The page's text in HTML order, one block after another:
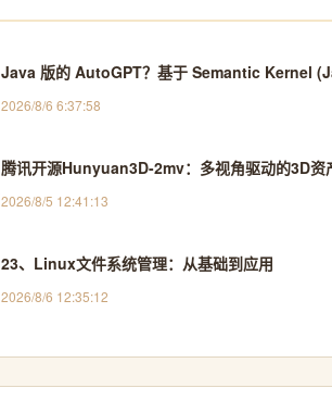
Java 版的 AutoGPT？基于 Semantic Kernel
2026/8/6 6:37:58
腾讯开源Hunyuan3D-2mv：多视角驱动的3D资
2026/8/5 12:41:13
23、Linux文件系统管理：从基础到应用
2026/8/6 12:35:12